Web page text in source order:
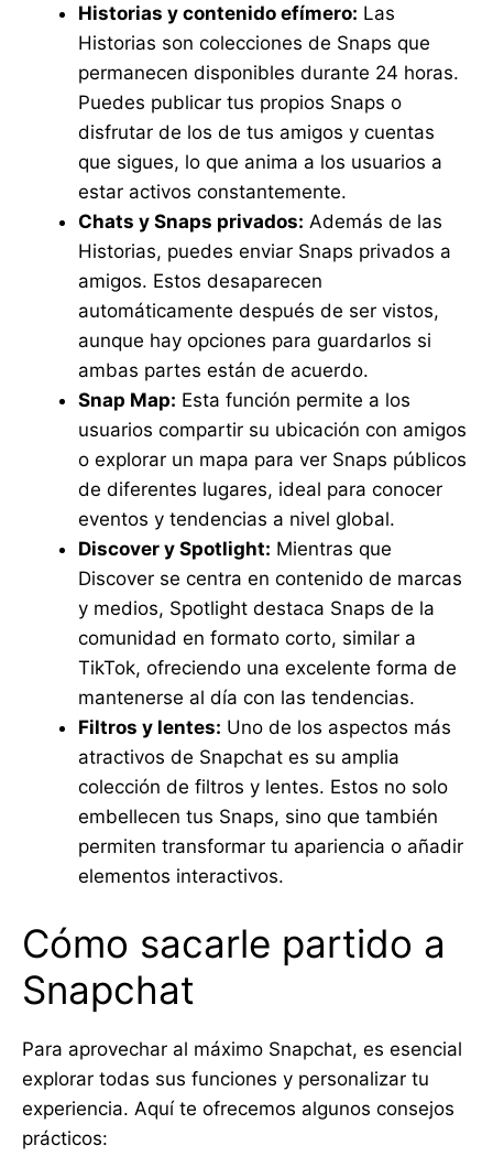
Historias y contenido efímero: Las
Historias son colecciones de Snaps que
permanecen disponibles durante 24 horas.
Puedes publicar tus propios Snaps o
disfrutar de los de tus amigos y cuentas
que sigues, lo que anima a los usuarios a
estar activos constantemente.
Chats y Snaps privados: Además de las
Historias, puedes enviar Snaps privados a
amigos. Estos desaparecen
automáticamente después de ser vistos,
aunque hay opciones para guardarlos si
ambas partes están de acuerdo.
Snap Map: Esta función permite a los
usuarios compartir su ubicación con amigos
o explorar un mapa para ver Snaps públicos
de diferentes lugares, ideal para conocer
eventos y tendencias a nivel global.
Discover y Spotlight: Mientras que
Discover se centra en contenido de marcas
y medios, Spotlight destaca Snaps de la
comunidad en formato corto, similar a
TikTok, ofreciendo una excelente forma de
mantenerse al día con las tendencias.
Filtros y lentes: Uno de los aspectos más
atractivos de Snapchat es su amplia
colección de filtros y lentes. Estos no solo
embellecen tus Snaps, sino que también
permiten transformar tu apariencia o añadir
elementos interactivos.
Cómo sacarle partido a
Snapchat
Para aprovechar al máximo Snapchat, es esencial
explorar todas sus funciones y personalizar tu
experiencia. Aquí te ofrecemos algunos consejos
prácticos: